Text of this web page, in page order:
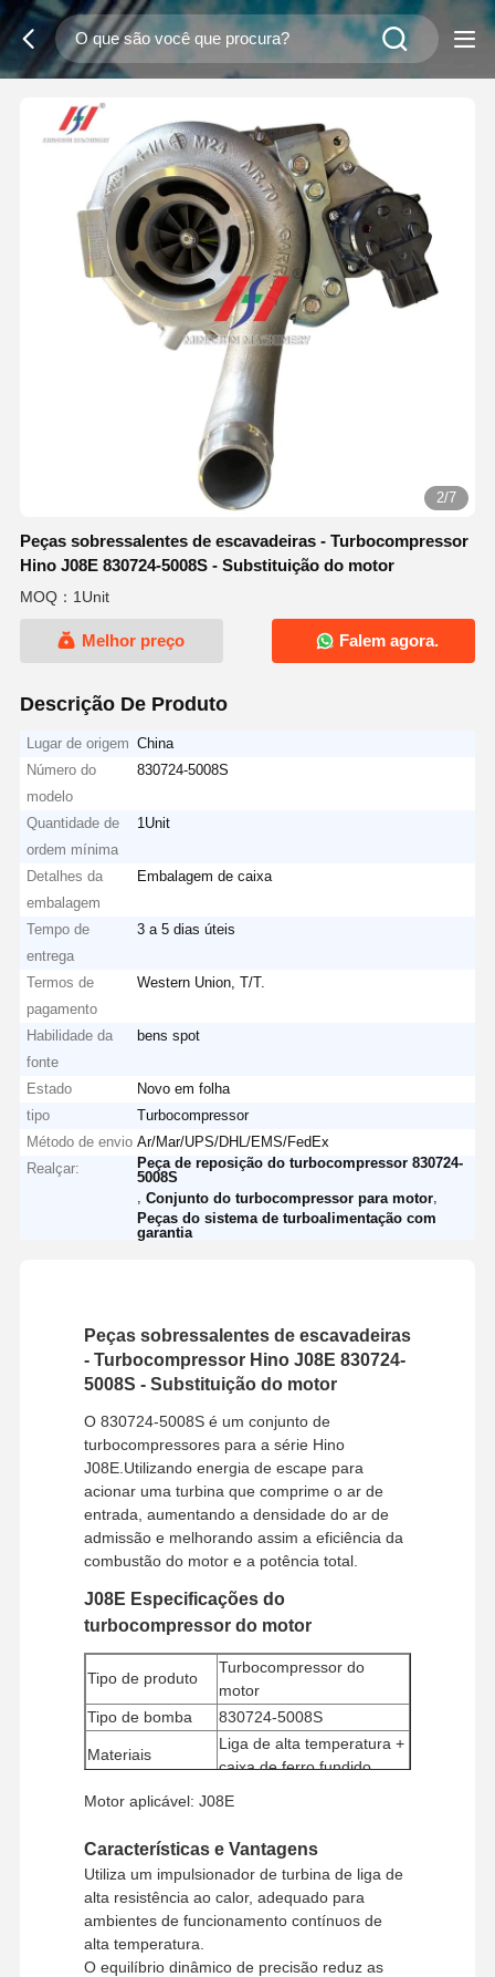
2/7
Peças sobressalentes de escavadeiras - Turbocompressor
Hino J08E 830724-5008S - Substituição do motor
MOQ：1Unit
Melhor preço Falem agora.
Descrição De Produto
Lugar de origem China
Número do
modelo
830724-5008S
Quantidade de
ordem mínima
1Unit
Detalhes da
embalagem
Embalagem de caixa
Tempo de
entrega
3 a 5 dias úteis
Termos de
pagamento
Western Union, T/T.
Habilidade da
fonte
bens spot
Estado
Novo em folha
tipo
Turbocompressor
Método de envio Ar/Mar/UPS/DHL/EMS/FedEx
Realçar:
Peça de reposição do turbocompressor 830724-
5008S
,Conjunto do turbocompressor para motor
Peças do sistema de turboalimentação com
garantia
Peças sobressalentes de escavadeiras
- Turbocompressor Hino J08E 830724-
5008S - Substituição do motor
O 830724-5008S é um conjunto de
turbocompressores para a série Hino
J08E.Utilizando energia de escape para
acionar uma turbina que comprime o ar de
entrada, aumentando a densidade do ar de
admissão e melhorando assim a eficiência da
combustão do motor e a potência total.
J08E Especificações do
turbocompressor do motor
Tipo de produto
Turbocompressor do
motor
Tipo de bomba
830724-5008S
Materiais
Liga de alta temperatura +
caixa de ferro fundido
Quantidade
encomenda
Método de
pagamento
Western Union, T/T
Método de
transporte
UPS/DHL/EMS/TNT/FedEx
Motor aplicável: J08E
Características e Vantagens
Utiliza um impulsionador de turbina de liga de
alta resistência ao calor, adequado para
ambientes de funcionamento contínuos de
alta temperatura.
O equilíbrio dinâmico de precisão reduz as